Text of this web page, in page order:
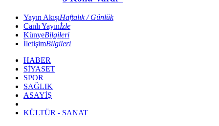
Yayın AkışıHaftalık / Günlük
Canlı Yayınİzle
KünyeBilgileri
İletişimBilgileri
HABER
SİYASET
SPOR
SAĞLIK
ASAYİŞ
KÜLTÜR - SANAT